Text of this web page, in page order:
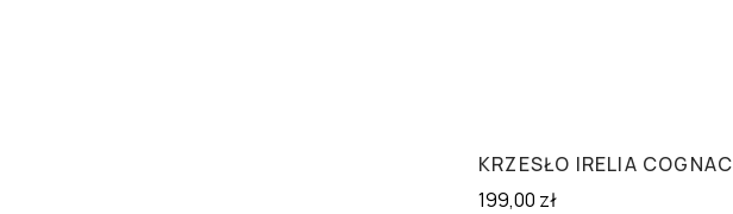
KRZESŁO IRELIA COGNAC
199,00 zł